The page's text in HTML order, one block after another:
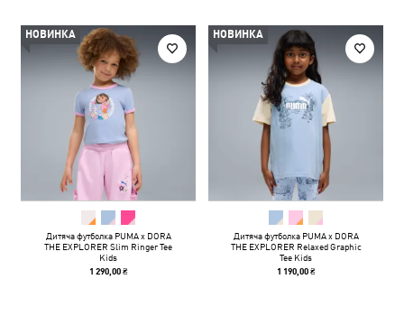
НОВИНКА
Дитяча футболка PUMA x DORA
THE EXPLORER Slim Ringer Tee
Kids
1 290,00 ₴
НОВИНКА
Дитяча футболка PUMA x DORA
THE EXPLORER Relaxed Graphic
Tee Kids
1 190,00 ₴